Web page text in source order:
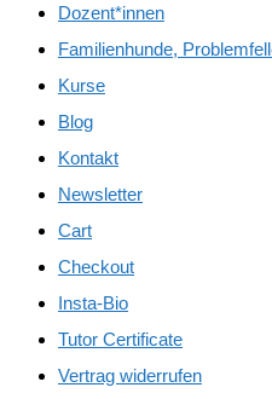
Dozent*innen
Familienhunde,
Kurse
Blog
Kontakt
Newsletter
Cart
Checkout
Insta-Bio
Tutor Certificate
Vertrag widerrufen